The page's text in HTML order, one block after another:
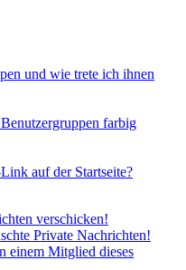
und wie trete ich ihnen
farbig
auf der Startseite?
verschicken!
Private Nachrichten!
einem Mitglied dieses